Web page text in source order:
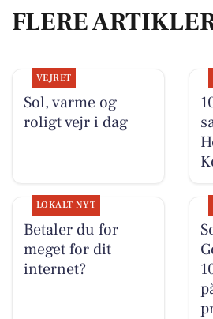
FLERE
VEJRET
Sol, varme og
roligt vejr i dag
LOKALT NYT
Betaler du for
meget for dit
internet?